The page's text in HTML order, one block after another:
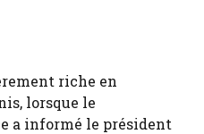
riche en
lorsque le
a informé le président